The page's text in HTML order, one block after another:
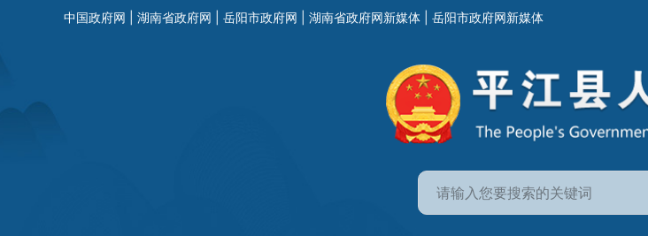
中国政府网 湖南省政府网 岳阳市政府网 湖南省政府网新媒体 岳阳市政府网新媒体